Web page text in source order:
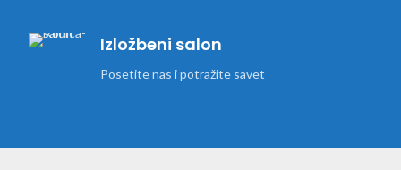
Izložbeni salon
Posetite nas i potražite savet